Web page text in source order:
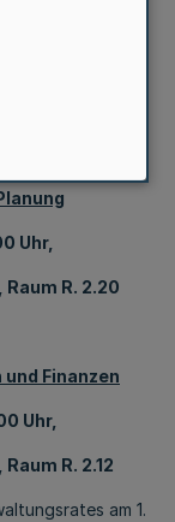
R. 2.20
Finanzen
Uhr,
R. 2.12
am 1.